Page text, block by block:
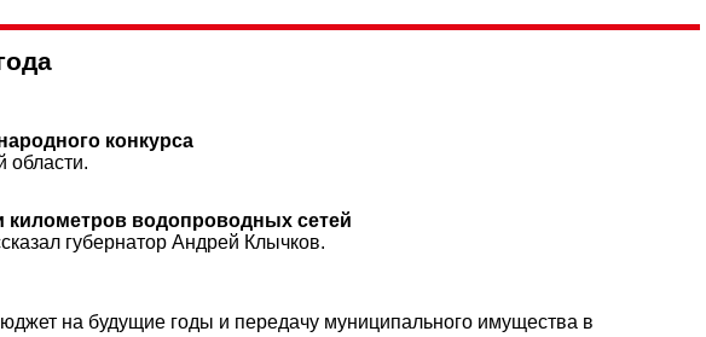
конкурса
области.
километров водопроводных сетей
губернатор Андрей Клычков.
на будущие годы и передачу муниципального имущества в